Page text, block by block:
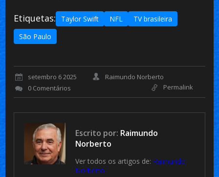
Etiquetas: Taylor Swift NFL
TV brasileira
São Paulo
setembro 6 2025
Raimundo Norberto
0 Comentários
Permalink
Escrito por: Raimundo
Norberto
Ver todos os artigos de: Raimundo
Norberto